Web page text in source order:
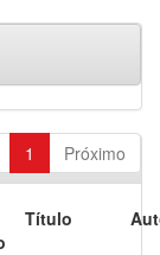
1 Próximo
Título